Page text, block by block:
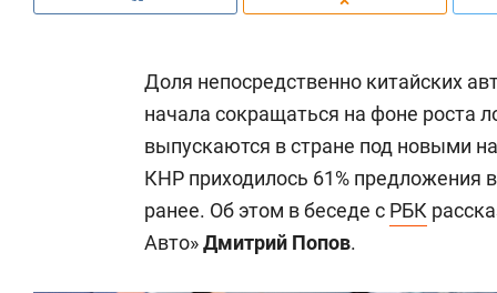
Доля непосредственно китайских
начала сокращаться на фоне роста
выпускаются в стране под новыми
КНР приходилось 61% предложения
ранее. Об этом в беседе с РБК
Авто»Дмитрий Попов.